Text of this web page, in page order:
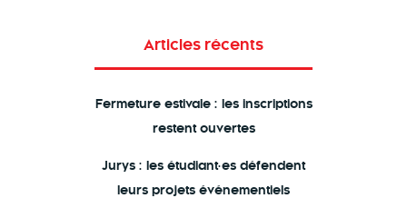
o
ok
er dI
n
l
Articles récents
Fermeture estivale : les inscriptions
restent ouvertes
Jurys : les étudiant·es défendent
leurs projets événementiels